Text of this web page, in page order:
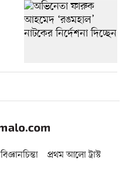
বিজ্ঞানচিন্তা
প্রথম আলো ট্রাস্ট